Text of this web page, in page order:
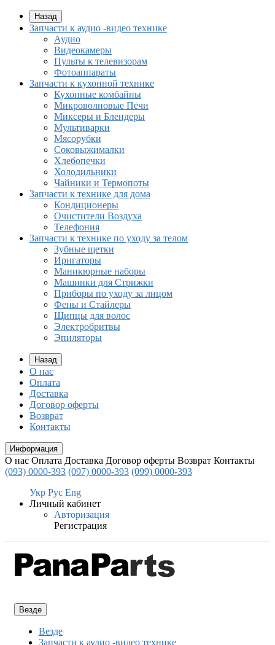
Назад
Запчасти к аудио -видео технике
Аудио
Видеокамеры
Пульты к телевизорам
Фотоаппараты
Запчасти к кухонной технике
Кухонные комбайны
Микроволновые Печи
Миксеры и Блендеры
Мультиварки
Мясорубки
Соковыжималки
Хлебопечки
Холодильники
Чайники и Термопоты
Запчасти к технике для дома
Кондиционеры
Очистители Воздуха
Телефония
Запчасти к технике по уходу за телом
Зубные щетки
Иригаторы
Маникюрные наборы
Машинки для Стрижки
Приборы по уходу за лицом
Фены и Стайлеры
Щипцы для волос
Электробритвы
Эпиляторы
Назад
О нас
Оплата
Доставка
Договор оферты
Возврат
Контакты
Информация
О нас Оплата Доставка Договор оферты Возврат Контакты
(093) 0000-393 (097) 0000-393 (099) 0000-393
Укр Рус Eng
Личный кабинет
Авторизация
Регистрация
Везде
Везде
Запчасти к аудио -видео технике